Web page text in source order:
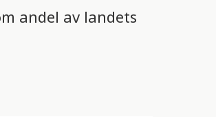
andel av landets